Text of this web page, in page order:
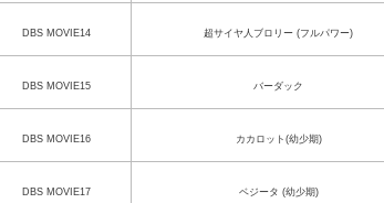
DBS MOVIE14 超サイヤ人ブロリー (フルパワー)
DBS MOVIE15 バーダック
DBS MOVIE16 カカロット(幼少期)
DBS MOVIE17 ベジータ (幼少期)